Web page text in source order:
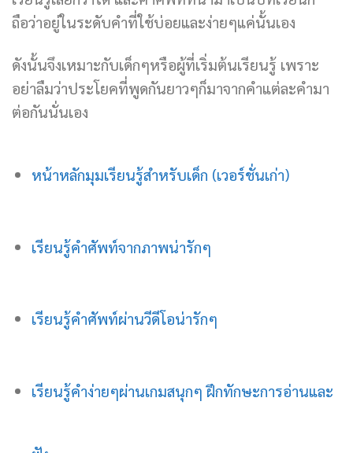
ถือว่าอยู่ในระดับคำที่ใช้บ่อยและง่ายๆแค่นั้นเอง
ดังนั้นจึงเหมาะกับเด็กๆหรือผู้ที่เริ่มต้นเรียนรู้ เพราะ
อย่าลืมว่าประโยคที่พูดกันยาวๆก็มาจากคำแต่ละคำมา
ต่อกันนั่นเอง
หน้าหลักมุมเรียนรู้สำหรับเด็ก (เวอร์ชั่นเก่า)
เรียนรู้คำศัพท์จากภาพน่ารักๆ
เรียนรู้คำศัพท์ผ่านวีดีโอน่ารักๆ
เรียนรู้คำง่ายๆผ่านเกมสนุกๆ ฝึกทักษะการอ่านและ